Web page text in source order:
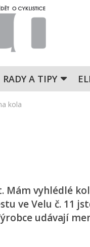
RADY A TIPY
kola
Mám vyhlédlé
ve Velu č. 11
udávají